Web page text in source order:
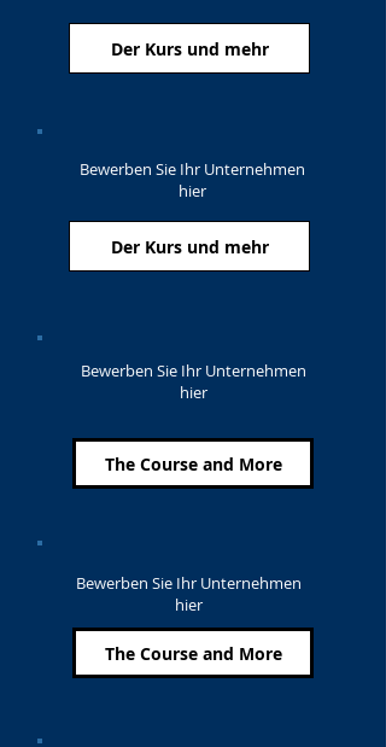
Der Kurs und mehr
Bewerben Sie Ihr Unternehmen
hier
Der Kurs und mehr
Bewerben Sie Ihr Unternehmen
hier
The Course and More
Bewerben Sie Ihr Unternehmen
hier
The Course and More